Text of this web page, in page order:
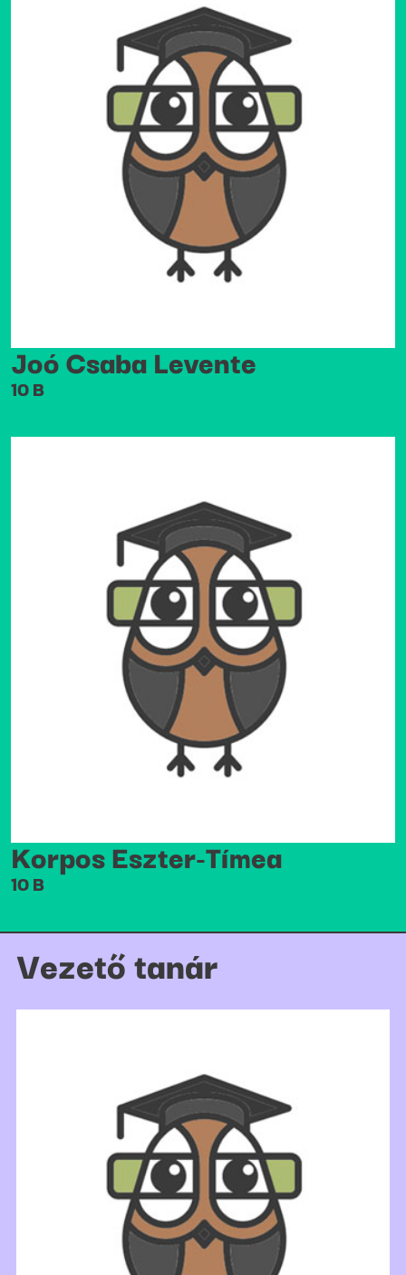
Joó Csaba Levente
10 B
Korpos Eszter-Tímea
10 B
Vezető tanár